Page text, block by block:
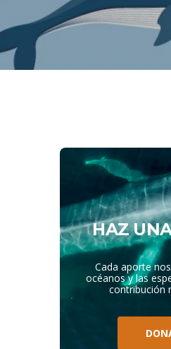
HAZ
Cada aporte
océanos y las
contribución